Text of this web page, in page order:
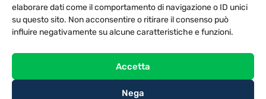
elaborare dati come il comportamento di navigazione o ID unici
su questo sito. Non acconsentire o ritirare il consenso può
influire negativamente su alcune caratteristiche e funzioni.
Accetta
Nega
TV LIBERA S.P.A.
Via Monteleonese 95/21 – 51100 Pistoia (PT)
Tel. 0573.9136 / Fax 0573.913615